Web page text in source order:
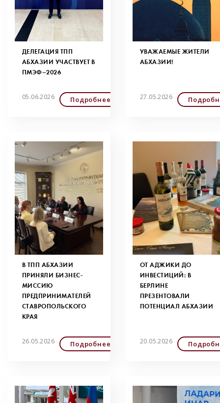
ДЕЛЕГАЦИЯ ТПП
АБХАЗИИ УЧАСТВУЕТ В
ПМЭФ–2026
05.06.2026 Подробнее
УВАЖАЕМЫЕ ЖИТЕЛИ
АБХАЗИИ!
27.05.2026
В ТПП АБХАЗИИ
ПРИНЯЛИ БИЗНЕС-
МИССИЮ
ПРЕДПРИНИМАТЕЛЕЙ
СТАВРОПОЛЬСКОГО
КРАЯ
26.05.2026 Подробнее
ОТ АДЖИКИ ДО
ИНВЕСТИЦИЙ: В
БЕРЛИНЕ
ПРЕЗЕНТОВАЛИ
ПОТЕНЦИАЛ АБХАЗИИ
20.05.2026